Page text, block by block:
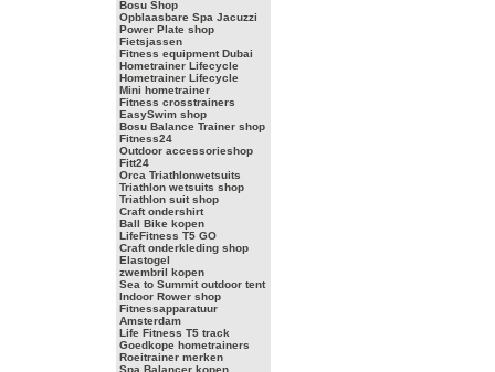
Bosu Shop
Opblaasbare Spa Jacuzzi
Power Plate shop
Fietsjassen
Fitness equipment Dubai
Hometrainer Lifecycle
Hometrainer Lifecycle
Mini hometrainer
Fitness crosstrainers
EasySwim shop
Bosu Balance Trainer shop
Fitness24
Outdoor accessorieshop
Fitt24
Orca Triathlonwetsuits
Triathlon wetsuits shop
Triathlon suit shop
Craft ondershirt
Ball Bike kopen
LifeFitness T5 GO
Craft onderkleding shop
Elastogel
zwembril kopen
Sea to Summit outdoor tent
Indoor Rower shop
Fitnessapparatuur
Amsterdam
Life Fitness T5 track
Goedkope hometrainers
Roeitrainer merken
Spa Balancer kopen